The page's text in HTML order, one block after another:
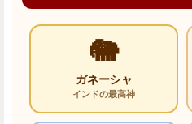
🐘
ガネーシャ
インドの最高神